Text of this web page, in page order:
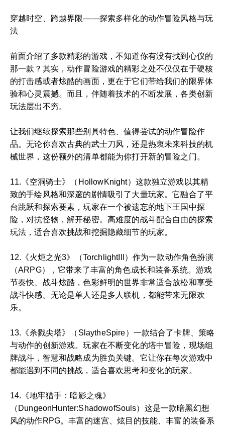
穿越时空、跨越界限——探索多样化的动作冒险风格与玩
法
前面介绍了多款精彩的游戏，不知道你有没有找到心仪的
那一款？其实，动作冒险游戏的精彩之处不仅仅在于硬核
的打击感或者炫酷的画面，更在于它们带给我们的限界体
验和心灵震撼。而且，伴随着技术的不断发展，各类创新
玩法层出不穷。
让我们继续探索那些别具特色、值得尝试的动作冒险作
品。无论你喜欢古典的武士刀风，还是热衷未来科技的机
械世界，这份额外的清单都能为你打开新的冒险之门。
11.《空洞骑士》（HollowKnight）这款独立游戏以其精
致的手绘风格和深邃的剧情吸引了大量玩家。它融合了平
台跳跃和探索要素，玩家在一个被遗忘的地下王国中探
险，对抗怪物，解开秘密。高难度的战斗配合自由的探索
玩法，适合喜欢挑战和挖掘隐藏细节的玩家。
12.《火炬之光3》（TorchlightIII）作为一款动作角色扮演
（ARPG），它带来了丰富的角色成长和装备系统。游戏
节奏快、战斗炫酷，色彩鲜明的世界非常适合放松和享受
战斗快感。无论是单人还是多人联机，都能带来无限欢
乐。
13.《杀戮尖塔》（SlaytheSpire）一款结合了卡牌、策略
与动作的创新游戏。玩家在不断变化的塔中冒险，现场组
牌战斗，智慧和战略成为胜负关键。它让你在每次游戏中
都能遇到不同的挑战，适合喜欢思考和变化的玩家。
14.《地牢猎手：暗影之魂》
（DungeonHunter:ShadowofSouls）这是一款暗黑幻想
风的动作RPG。丰富的迷宫、炫目的技能、丰富的装备系